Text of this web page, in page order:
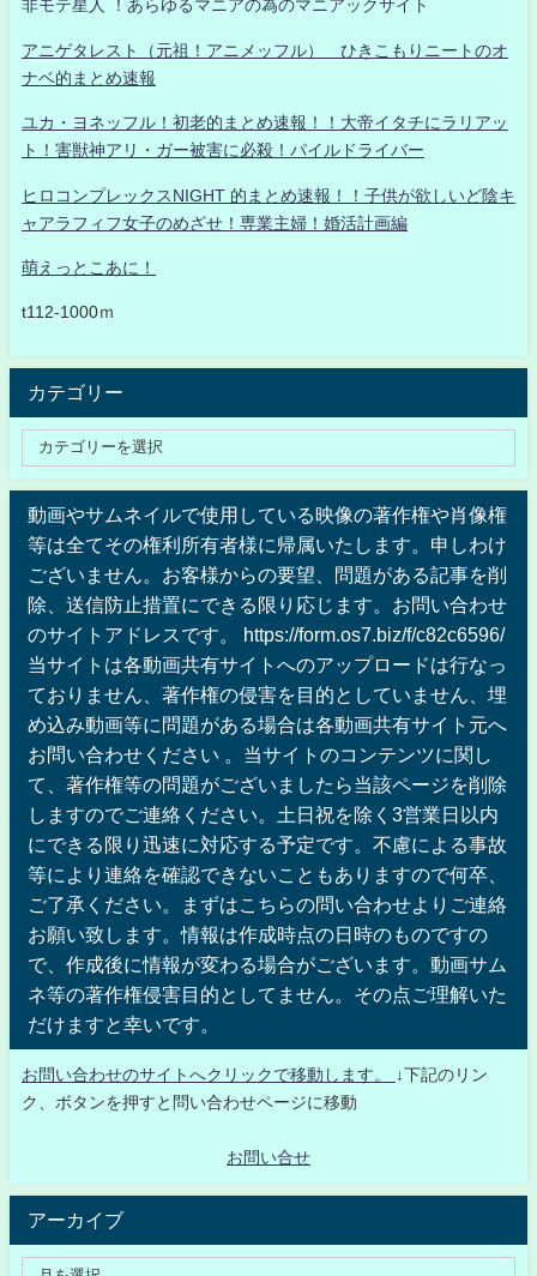
非モテ星人 ！あらゆるマニアの為のマニアックサイト
アニゲタレスト（元祖！アニメッフル） ひきこもりニートのオ
ナベ的まとめ速報
ユカ・ヨネッフル！初老的まとめ速報！！大帝イタチにラリアッ
ト！害獣神アリ・ガー被害に必殺！パイルドライバー
ヒロコンプレックスNIGHT 的まとめ速報！！子供が欲しいど陰キ
ャアラフィフ女子のめざせ！専業主婦！婚活計画編
萌えっとこあに！
t112-1000ｍ
カテゴリー
動画やサムネイルで使用している映像の著作権や肖像権
等は全てその権利所有者様に帰属いたします。申しわけ
ございません。お客様からの要望、問題がある記事を削
除、送信防止措置にできる限り応じます。お問い合わせ
のサイトアドレスです。 https://form.os7.biz/f/c82c6596/
当サイトは各動画共有サイトへのアップロードは行なっ
ておりません、著作権の侵害を目的としていません、埋
め込み動画等に問題がある場合は各動画共有サイト元へ
お問い合わせください 。当サイトのコンテンツに関し
て、著作権等の問題がございましたら当該ページを削除
しますのでご連絡ください。土日祝を除く3営業日以内
にできる限り迅速に対応する予定です。不慮による事故
等により連絡を確認できないこともありますので何卒、
ご了承ください。まずはこちらの問い合わせよりご連絡
お願い致します。情報は作成時点の日時のものですの
で、作成後に情報が変わる場合がございます。動画サム
ネ等の著作権侵害目的としてません。その点ご理解いた
だけますと幸いです。
お問い合わせのサイトへクリックで移動します。
↓下記のリン
ク、ボタンを押すと問い合わせページに移動
お問い合せ
アーカイブ